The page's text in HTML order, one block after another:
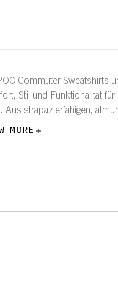
Commuter Sweatshirts
Stil und Funktionalität
Aus strapazierfähigen,
und Bewegungsfreiheit
MORE